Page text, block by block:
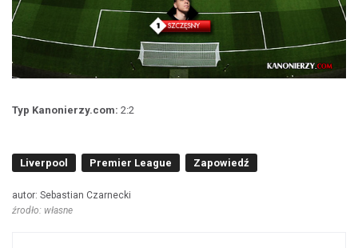
Typ Kanonierzy.com: 2:2
Liverpool Premier League Zapowiedź
autor: Sebastian Czarnecki
źrodło: własne